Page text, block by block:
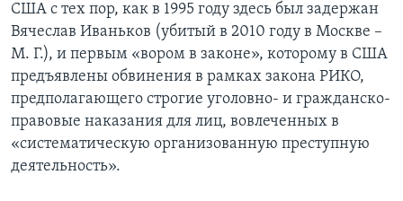
США с тех пор, как в 1995 году здесь был задержан
Вячеслав Иваньков (убитый в 2010 году в Москве –
М. Г.), и первым «вором в законе», которому в США
предъявлены обвинения в рамках закона РИКО,
предполагающего строгие уголовно- и гражданско-
правовые наказания для лиц, вовлеченных в
«систематическую организованную преступную
деятельность».